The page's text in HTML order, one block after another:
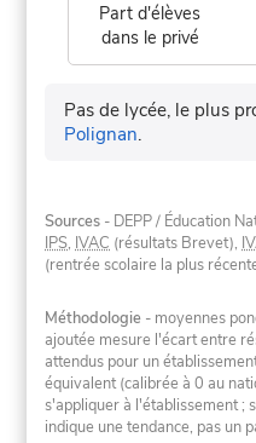
Part d'élèves
dans le privé
Pas de lycée, le plus
Polignan.
Sources - DEPP / Éducation
IPS, IVAC (résultats Brevet),
(rentrée scolaire la plus
Méthodologie - moyennes
ajoutée mesure l'écart entre
attendus pour un
équivalent (calibrée à 0 au
s'appliquer à l'établissement ;
indique une tendance, pas un